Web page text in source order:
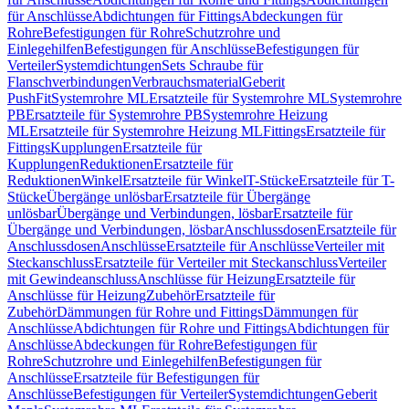
für AnschlüsseAbdichtungen für FittingsAbdeckungen für
RohreBefestigungen für RohreSchutzrohre und
EinlegehilfenBefestigungen für AnschlüsseBefestigungen für
VerteilerSystemdichtungenSets Schraube für
FlanschverbindungenVerbrauchsmaterialGeberit
PushFitSystemrohre MLErsatzteile für Systemrohre MLSystemrohre
PBErsatzteile für Systemrohre PBSystemrohre Heizung
MLErsatzteile für Systemrohre Heizung MLFittingsErsatzteile für
FittingsKupplungenErsatzteile für
KupplungenReduktionenErsatzteile für
ReduktionenWinkelErsatzteile für WinkelT-StückeErsatzteile für T-
StückeÜbergänge unlösbarErsatzteile für Übergänge
unlösbarÜbergänge und Verbindungen, lösbarErsatzteile für
Übergänge und Verbindungen, lösbarAnschlussdosenErsatzteile für
AnschlussdosenAnschlüsseErsatzteile für AnschlüsseVerteiler mit
SteckanschlussErsatzteile für Verteiler mit SteckanschlussVerteiler
mit GewindeanschlussAnschlüsse für HeizungErsatzteile für
Anschlüsse für HeizungZubehörErsatzteile für
ZubehörDämmungen für Rohre und FittingsDämmungen für
AnschlüsseAbdichtungen für Rohre und FittingsAbdichtungen für
AnschlüsseAbdeckungen für RohreBefestigungen für
RohreSchutzrohre und EinlegehilfenBefestigungen für
AnschlüsseErsatzteile für Befestigungen für
AnschlüsseBefestigungen für VerteilerSystemdichtungenGeberit